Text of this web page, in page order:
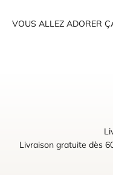
VOUS ALLEZ ADORER
Livraison gratuite dès